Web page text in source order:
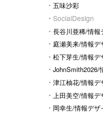
五味沙彩
SocialDesign
長谷川亜稀/情報
Ⅰ 庭瀬美来/情報デ
松下芽生/情報デ
JohnSmith2026/
演習I
津江柚花/情報デ
上田美空/情報
岡幸生/情報デザ